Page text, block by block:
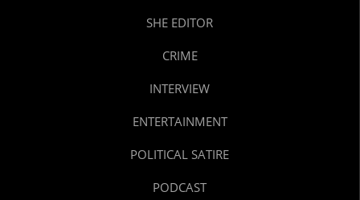
SHE EDITOR
CRIME
INTERVIEW
ENTERTAINMENT
POLITICAL SATIRE
PODCAST